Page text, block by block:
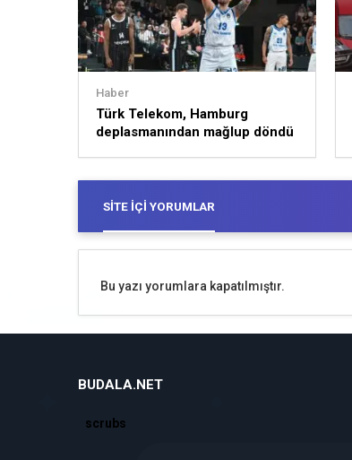
Haber
Türk Telekom, Hamburg
deplasmanından mağlup döndü
SITE İÇI YORUMLAR
Bu yazı yorumlara kapatılmıştır.
BUDALA.NET
scrubs